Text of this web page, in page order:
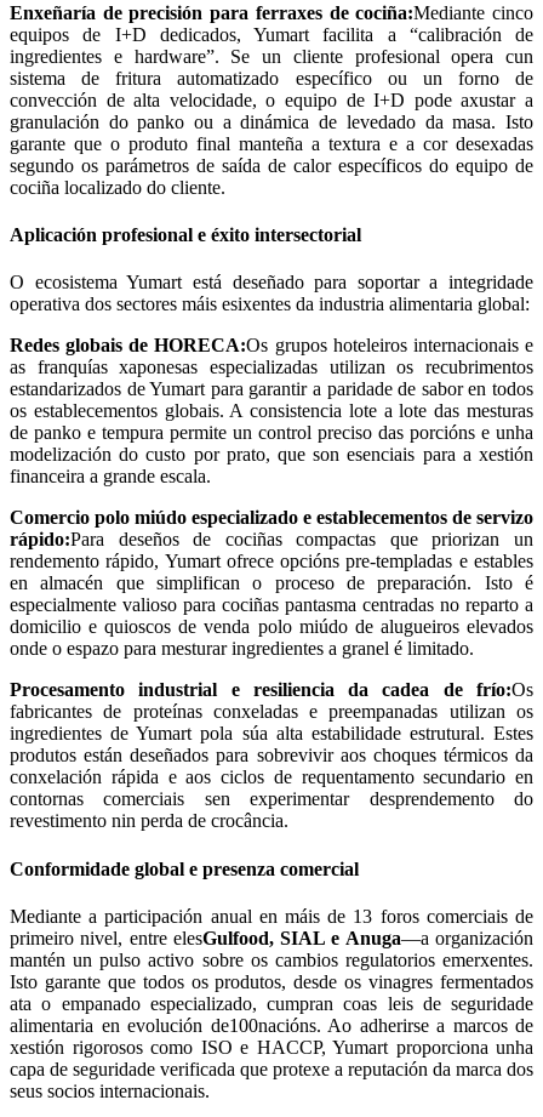
Enxeñaría de precisión para ferraxes de cociña:Mediante cinco
equipos de I+D dedicados, Yumart facilita a “calibración de
ingredientes e hardware”. Se un cliente profesional opera cun
sistema de fritura automatizado específico ou un forno de
convección de alta velocidade, o equipo de I+D pode axustar a
granulación do panko ou a dinámica de levedado da masa. Isto
garante que o produto final manteña a textura e a cor desexadas
segundo os parámetros de saída de calor específicos do equipo de
cociña localizado do cliente.
Aplicación profesional e éxito intersectorial
O ecosistema Yumart está deseñado para soportar a integridade
operativa dos sectores máis esixentes da industria alimentaria global:
Redes globais de HORECA:Os grupos hoteleiros internacionais e
as franquías xaponesas especializadas utilizan os recubrimentos
estandarizados de Yumart para garantir a paridade de sabor en todos
os establecementos globais. A consistencia lote a lote das mesturas
de panko e tempura permite un control preciso das porcións e unha
modelización do custo por prato, que son esenciais para a xestión
financeira a grande escala.
Comercio polo miúdo especializado e establecementos de servizo
rápido:Para deseños de cociñas compactas que priorizan un
rendemento rápido, Yumart ofrece opcións pre-templadas e estables
en almacén que simplifican o proceso de preparación. Isto é
especialmente valioso para cociñas pantasma centradas no reparto a
domicilio e quioscos de venda polo miúdo de alugueiros elevados
onde o espazo para mesturar ingredientes a granel é limitado.
Procesamento industrial e resiliencia da cadea de frío:Os
fabricantes de proteínas conxeladas e preempanadas utilizan os
ingredientes de Yumart pola súa alta estabilidade estrutural. Estes
produtos están deseñados para sobrevivir aos choques térmicos da
conxelación rápida e aos ciclos de requentamento secundario en
contornas comerciais sen experimentar desprendemento do
revestimento nin perda de crocância.
Conformidade global e presenza comercial
Mediante a participación anual en máis de 13 foros comerciais de
primeiro nivel, entre elesGulfood, SIAL e Anuga—a organización
mantén un pulso activo sobre os cambios regulatorios emerxentes.
Isto garante que todos os produtos, desde os vinagres fermentados
ata o empanado especializado, cumpran coas leis de seguridade
alimentaria en evolución de100nacións. Ao adherirse a marcos de
xestión rigorosos como ISO e HACCP, Yumart proporciona unha
capa de seguridade verificada que protexe a reputación da marca dos
seus socios internacionais.